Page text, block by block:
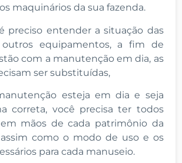
maquinários da sua fazenda.
preciso entender a situação das
equipamentos, a fim de
com a manutenção em dia, as
ser substituídas,
esteja em dia e seja
correta, você precisa ter todos
mãos de cada patrimônio da
como o modo de uso e os
para cada manuseio.